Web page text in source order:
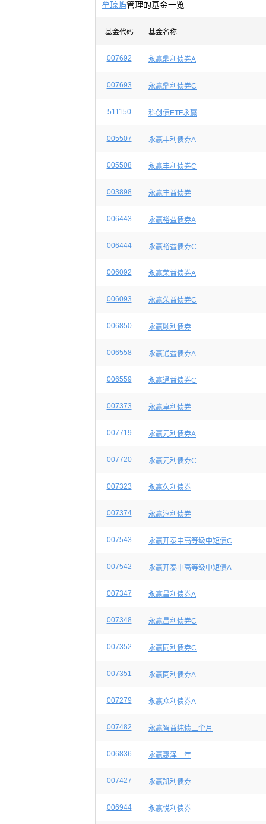
牟琼屿管理的基金一览
基金代码 基金名称
007692 永赢鼎利债券A
007693 永赢鼎利债券C
511150 科创债ETF永赢
005507 永赢丰利债券A
005508 永赢丰利债券C
003898 永赢丰益债券
006443 永赢裕益债券A
006444 永赢裕益债券C
006092 永赢荣益债券A
006093 永赢荣益债券C
006850 永赢颐利债券
006558 永赢通益债券A
006559 永赢通益债券C
007373 永赢卓利债券
007719 永赢元利债券A
007720 永赢元利债券C
007323 永赢久利债券
007374 永赢淳利债券
007543 永赢开泰中高等级中短债C
007542 永赢开泰中高等级中短债A
007347 永赢昌利债券A
007348 永赢昌利债券C
007352 永赢同利债券C
007351 永赢同利债券A
007279 永赢众利债券A
007482 永赢智益纯债三个月
006836 永赢惠泽一年
007427 永赢凯利债券
006944 永赢悦利债券